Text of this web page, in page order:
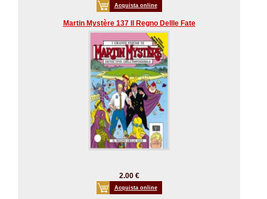
Acquista online
Martin Mystère 137 Il Regno Dellle Fate
2.00 €
Acquista online